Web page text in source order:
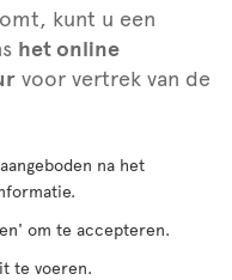
kunt u een
het online
voor vertrek van de
na het
om te accepteren.
te voeren.